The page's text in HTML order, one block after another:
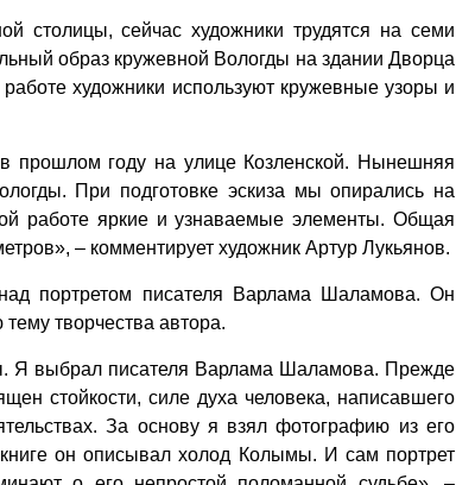
столицы, сейчас художники трудятся на семи
образ кружевной Вологды на здании Дворца
художники используют кружевные узоры и
году на улице Козленской. Нынешняя
При подготовке эскиза мы опирались на
работе яркие и узнаваемые элементы. Общая
– комментирует художник Артур Лукьянов.
портретом писателя Варлама Шаламова. Он
творчества автора.
Я выбрал писателя Варлама Шаламова. Прежде
стойкости, силе духа человека, написавшего
За основу я взял фотографию из его
он описывал холод Колымы. И сам портрет